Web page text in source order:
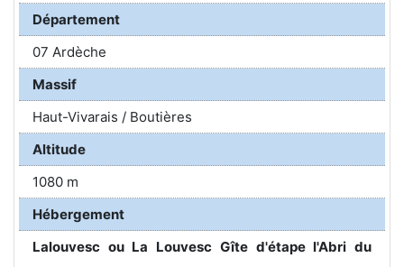
Département
07 Ardèche
Massif
Haut-Vivarais / Boutières
Altitude
1080 m
Hébergement
Lalouvesc ou La Louvesc Gîte d'étape l'Abri du